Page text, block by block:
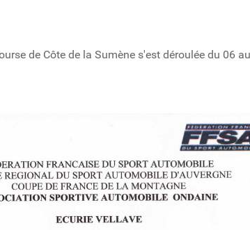
de Côte de la Sumène s'est déroulée du 06